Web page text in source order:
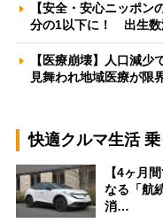
【安全・安心ニッポ
分の1以下に！ 出生
【医療崩壊】人口減
見舞われ地域医療が
快適クルマ生活
【4ヶ月
なる「航
消…